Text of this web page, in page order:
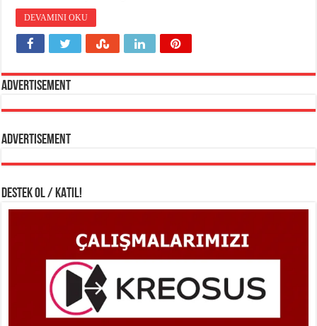
DEVAMINI OKU
Advertisement
Advertisement
DESTEK OL / KATIL!